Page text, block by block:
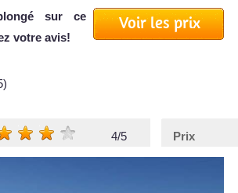
Voir les prix
sur ce
votre avis!
4/5 Prix